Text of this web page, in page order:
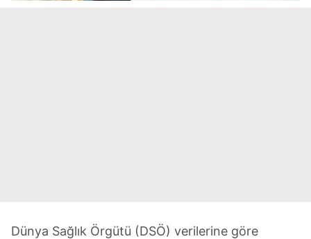
Dünya Sağlık Örgütü (DSÖ) verilerine göre